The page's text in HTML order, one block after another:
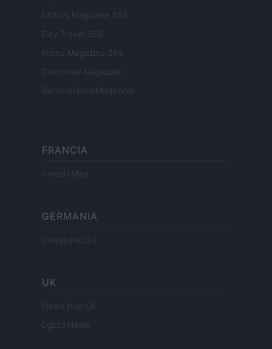
Motors Magazine 365
Day Travel 365
Home Magazine 365
Cineverse Magazine
SecondHomeMagazine
FRANCIA
InvestirMag
GERMANIA
Investieren24
UK
News Hub UK
Lgbtq News